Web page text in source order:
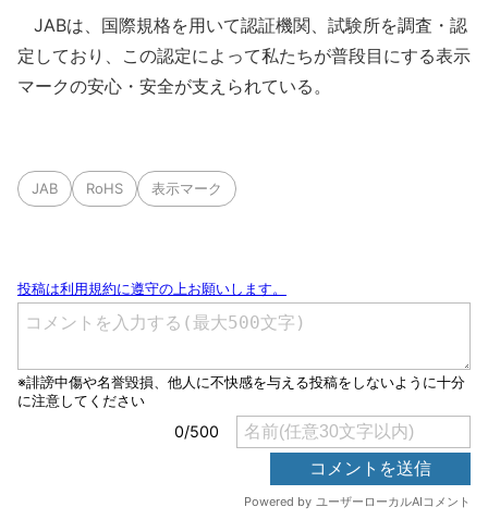
JABは、国際規格を用いて認証機関、試験所を調査・認
定しており、この認定によって私たちが普段目にする表示
マークの安心・安全が支えられている。
JAB RoHS 表示マーク